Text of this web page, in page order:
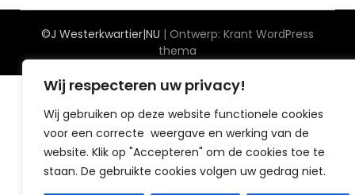
Wij respecteren uw privacy!
Wij gebruiken op deze website functionele cookies
voor een correcte weergave en werking van de
website. Klik op "Accepteren" om de cookies toe te
staan. De gebruikte cookies volgen uw gedrag niet.
©J Westerkwartier|NU | Ontwerp: Krant WordPress
thema